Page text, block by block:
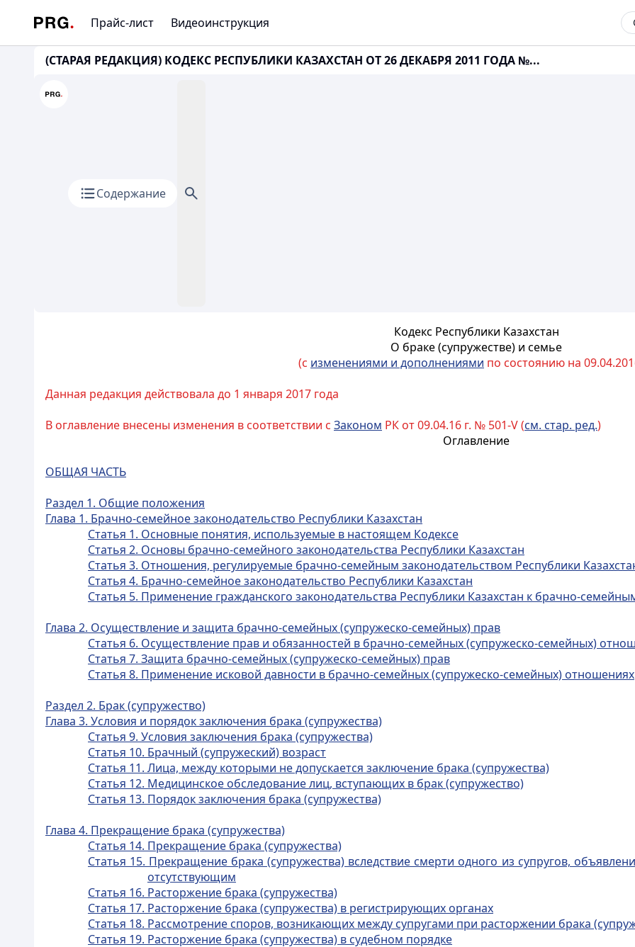
Прайс-лист Видеоинструкция
(СТАРАЯ РЕДАКЦИЯ) КОДЕКС РЕСПУБЛИКИ КАЗАХСТАН ОТ 26 ДЕКАБРЯ 2011 ГОДА №...
Содержание
Кодекс Республики Казахстан
О браке (супружестве) и семье
(с изменениями и дополнениями по состоянию на
Данная редакция действовала до 1 января 2017 года
В оглавление внесены изменения в соответствии с Законом РК от 09.04.16 г. № 501-V (см. стар. ред.)
Оглавление
ОБЩАЯ ЧАСТЬ
Раздел 1. Общие положения
Глава 1. Брачно-семейное законодательство Республики Казахстан
Статья 1. Основные понятия, используемые в настоящем Кодексе
Статья 2. Основы брачно-семейного законодательства Республики Казахстан
Статья 3. Отношения, регулируемые брачно-семейным законодательством Республики
Статья 4. Брачно-семейное законодательство Республики Казахстан
Статья 5. Применение гражданского законодательства Республики Казахстан к брачно-
Глава 2. Осуществление и защита брачно-семейных (супружеско-семейных) прав
Статья 6. Осуществление прав и обязанностей в брачно-семейных (супружеско-семейных)
Статья 7. Защита брачно-семейных (супружеско-семейных) прав
Статья 8. Применение исковой давности в брачно-семейных (супружеско-семейных) отношениях
Раздел 2. Брак (супружество)
Глава 3. Условия и порядок заключения брака (супружества)
Статья 9. Условия заключения брака (супружества)
Статья 10. Брачный (супружеский) возраст
Статья 11. Лица, между которыми не допускается заключение брака (супружества)
Статья 12. Медицинское обследование лиц, вступающих в брак (супружество)
Статья 13. Порядок заключения брака (супружества)
Глава 4. Прекращение брака (супружества)
Статья 14. Прекращение брака (супружества)
Статья 15. Прекращение брака (супружества) вследствие смерти одного из супругов,
отсутствующим
Статья 16. Расторжение брака (супружества)
Статья 17. Расторжение брака (супружества) в регистрирующих органах
Статья 18. Рассмотрение споров, возникающих между супругами при расторжении брака
Статья 19. Расторжение брака (супружества) в судебном порядке